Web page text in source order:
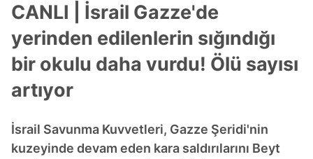
CANLI | İsrail Gazze'de
yerinden edilenlerin sığındığı
bir okulu daha vurdu! Ölü sayısı
artıyor
İsrail Savunma Kuvvetleri, Gazze Şeridi'nin
kuzeyinde devam eden kara saldırılarını Beyt